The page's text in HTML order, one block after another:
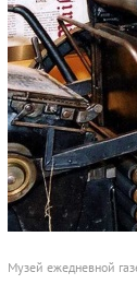
Музей ежедневной